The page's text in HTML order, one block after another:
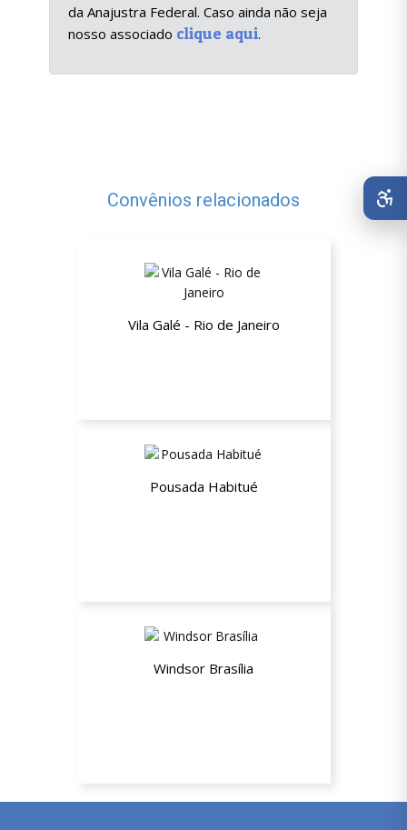
da Anajustra Federal. Caso ainda não seja
nosso associado clique aqui.
Convênios relacionados
Vila Galé - Rio de Janeiro
Pousada Habitué
Windsor Brasília